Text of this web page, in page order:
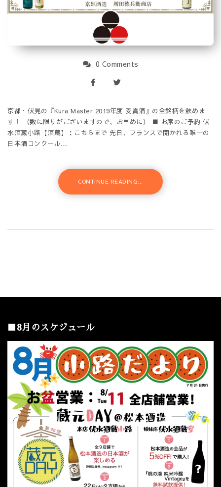
0 Comments
京都・伏見の『Kura Master 2019年度 受賞酒』の全銘柄を飲めま
す！ （数に限りがございますので、お早めに） ■ お席のご予約 伏
水酒蔵小路【酒蔵】：こちらまで 先日、フランスで開かれる唯一の
日本酒コンクール…
CONTINUE READING...
■8月のスケジュール